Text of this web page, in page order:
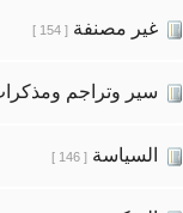
غير مصنفة [ 154 ]
سير وتراجم
السياسة [ 146 ]